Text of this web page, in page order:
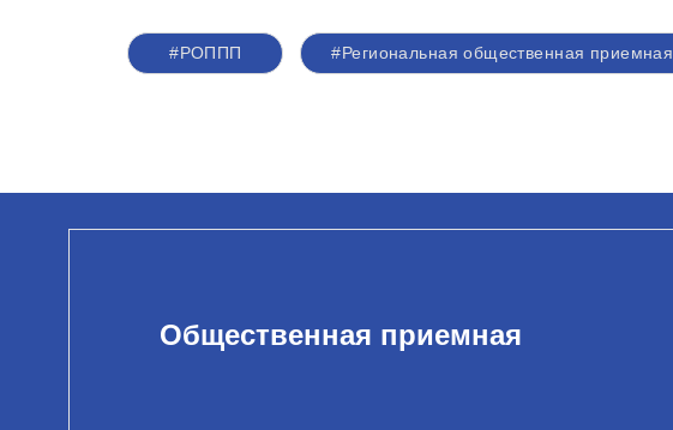
#РОППП #Региональная общественная приемная
Общественная приемная